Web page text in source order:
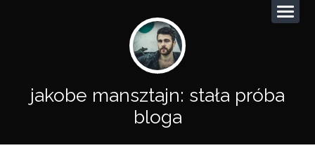
jakobe mansztajn: stała próba
bloga